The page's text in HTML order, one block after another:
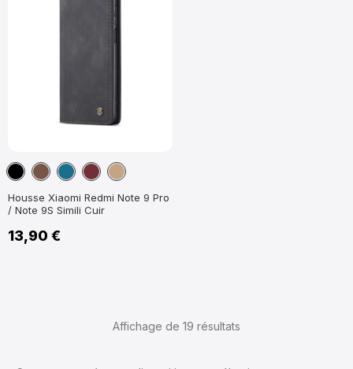
NoirMarron
BleuVin Marron
Housse Xiaomi Redmi Note 9 Pro
/ Note 9S Simili Cuir
13,90 €
Affichage de 19 résultats